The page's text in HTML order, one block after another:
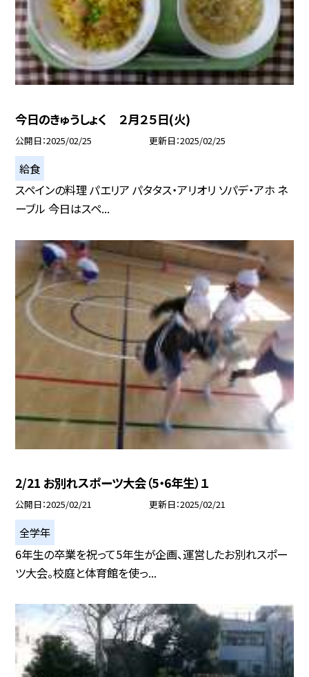
今日のきゅうしょく ２月２５日(火)
公開日 2025/02/25 更新日 2025/02/25
給食
スペインの料理 パエリア パタタス・アリオリ ソパデ・アホ ネ
ーブル 今日はスペ...
2/21 お別れスポーツ大会（5・6年生）１
公開日 2025/02/21 更新日 2025/02/21
全学年
6年生の卒業を祝って5年生が企画、運営したお別れスポー
ツ大会。校庭と体育館を使っ...